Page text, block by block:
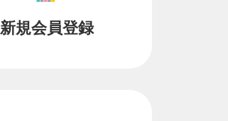
新規会員登録